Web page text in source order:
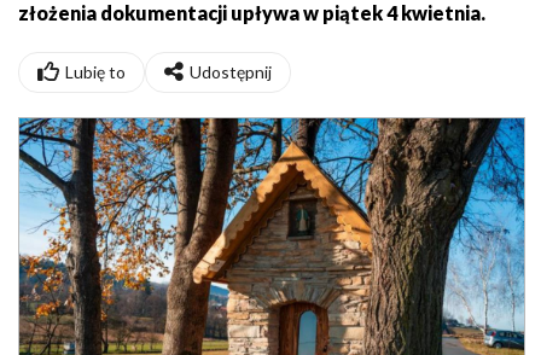
złożenia dokumentacji upływa w piątek 4 kwietnia.
Lubię to Udostępnij